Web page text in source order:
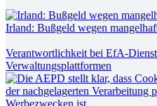
Irland: Bußgeld wegen
Verantwortlichkeit bei EfA-
Verwaltungsplattformen